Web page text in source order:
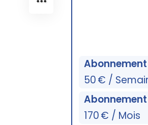
50 € /
170 € / Mois